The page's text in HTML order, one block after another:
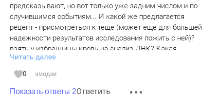
предсказывают, но вот только уже задним числом и по
случившимся событиям... И какой же предлагается
рецепт - присмотреться к теще (может еще для большей
надежности результатов исследования пожить с ней)?
взять у избранницы кровь на анализ ДНК? Какая
глупость! Да еще и за свои же деньги... А какой вы
спросите выход? А очень простой - относиться к браку
цивилизованно, молиться Богу и заботиться о детях (пусть
даже если по какой-то причине супруги решили
Читать далее
0 эмодзи
Показать ответы 2Ответить